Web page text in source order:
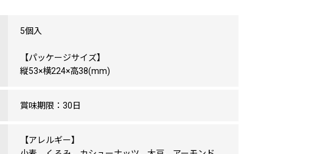
5個入
【パッケージサイズ】
縦53×横224×高38(mm)
賞味期限：30日
【アレルギー】